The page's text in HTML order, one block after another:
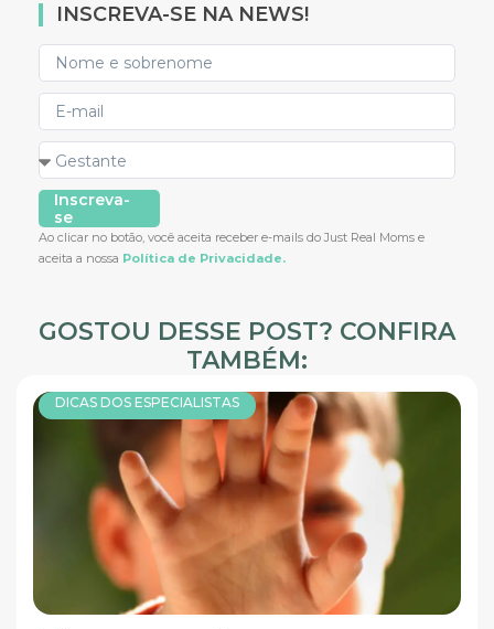
INSCREVA-SE NA NEWS!
Inscreva-
se
Ao clicar no botão, você aceita receber e-mails do Just Real Moms e
aceita a nossa Política de Privacidade.
GOSTOU DESSE POST? CONFIRA
TAMBÉM:
DICAS DOS ESPECIALISTAS